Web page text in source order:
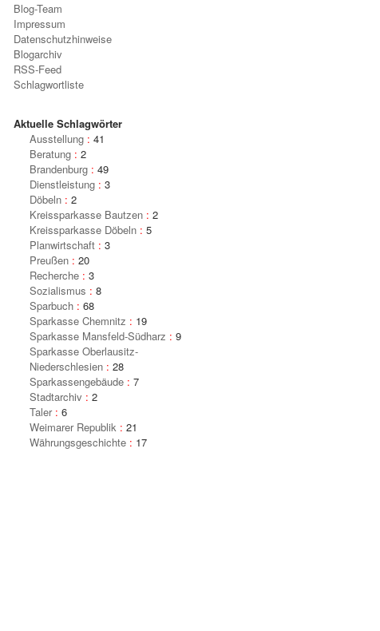
die Stadt zum Land Braunschweig. Heute liegt sie im Bundesland Sachsen-Anhalt.
Landkarte von 1912; Bestand: Historisches Archiv des OSV)
Blog-Team
Impressum
Datenschutzhinweise
Blogarchiv
RSS-Feed
Schlagwortliste
Aktuelle Schlagwörter
Ausstellung: 41
Beratung: 2
Brandenburg: 49
Dienstleistung: 3
Döbeln: 2
Kreissparkasse Bautzen: 2
Kreissparkasse Döbeln: 5
Planwirtschaft: 3
Preußen: 20
Recherche: 3
Sozialismus : 8
Sparbuch: 68
Sparkasse Chemnitz : 19
Sparkasse Mansfeld-Südharz : 9
Sparkasse Oberlausitz-
Niederschlesien: 28
Sparkassengebäude: 7
Stadtarchiv : 2
Taler: 6
Weimarer Republik: 21
Währungsgeschichte: 17